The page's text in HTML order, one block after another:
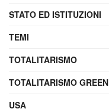
STATO ED ISTITUZIONI
TEMI
TOTALITARISMO
TOTALITARISMO GREEN
USA